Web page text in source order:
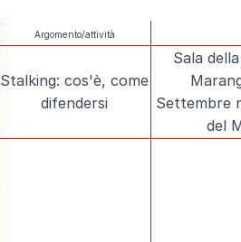
Argomento/attività
Stalking: cos'è, come
difendersi
Sala
Settembre
del